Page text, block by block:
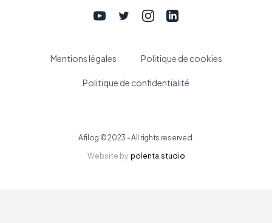
YoutubeTwitterInstagramLinkedin
Mentions légales Politique de cookies
Politique de confidentialité
Afilog © 2023 - All rights reserved.
Website by polenta.studio